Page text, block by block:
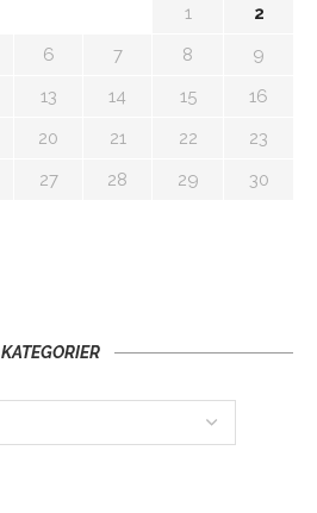
1
2
6 7 8
9
13 14 15
16
20 21 22
23
27 28 29
30
KATEGORIER